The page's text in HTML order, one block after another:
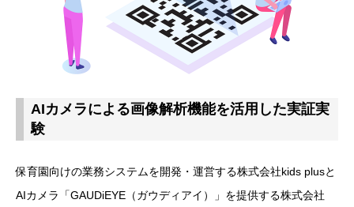
AIカメラによる画像解析機能を活用した実証実
験
保育園向けの業務システムを開発・運営する株式会社kids plusと
AIカメラ「GAUDiEYE（ガウディアイ）」を提供する株式会社